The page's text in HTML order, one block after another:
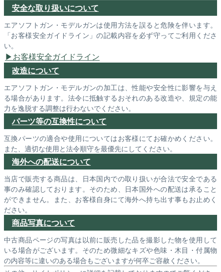
安全な取り扱いについて
エアソフトガン・モデルガンは使用方法を誤ると危険を伴います。
「お客様安全ガイドライン」の記載内容を必ず守ってご利用くださ
い。
お客様安全ガイドライン
改造について
エアソフトガン・モデルガンの加工は、性能や安全性に影響を与え
る場合があります。法令に抵触するおそれのある改造や、規定の能
力を逸脱する調整は行わないでください。
パーツ等の互換性について
互換パーツの適合や使用についてはお客様にてお確かめください。
また、適切な使用と法令順守を最優先にしてください。
海外への配送について
当店で販売する商品は、日本国内での取り扱いが合法で安全である
事のみ確認しております。そのため、日本国外への配送は承ること
ができません。また、お客様自身にて海外へ持ち出す事もお止めく
ださい。
商品写真について
中古商品ページの写真は以前に販売した品を撮影した物を使用して
いる場合がございます。そのため微細なキズや色味・木目・付属物
の内容等に違いのある場合もございますが何卒ご容赦ください。